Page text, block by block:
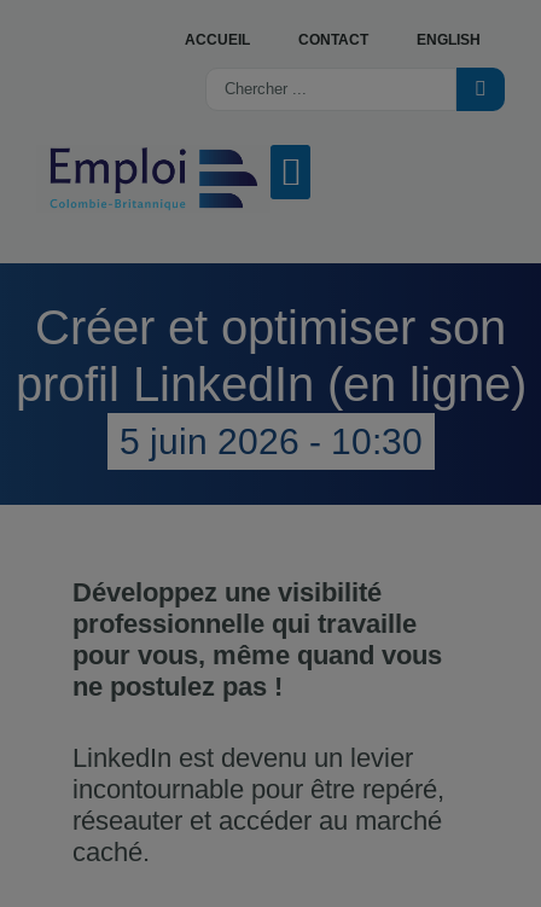
ACCUEIL CONTACT ENGLISH
Créer et optimiser son
profil LinkedIn (en ligne)
5 juin 2026 - 10:30
Développez une visibilité
professionnelle qui travaille
pour vous, même quand vous
ne postulez pas !
LinkedIn est devenu un levier
incontournable pour être repéré,
réseauter et accéder au marché
caché.